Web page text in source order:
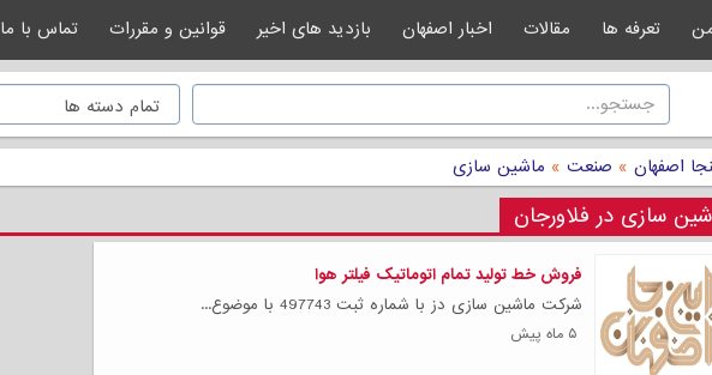
تعرفه ها مقالات اخبار اصفهان بازدید های اخیر قوانین و مقررات تماس با ما
اصفهان » صنعت » ماشین سازی
سازی در فلاورجان
فروش خط تولید تمام اتوماتیک فیلتر هوا
شرکت ماشین سازی دز با شماره ثبت 497743 با موضوع...
۵ ماه پیش